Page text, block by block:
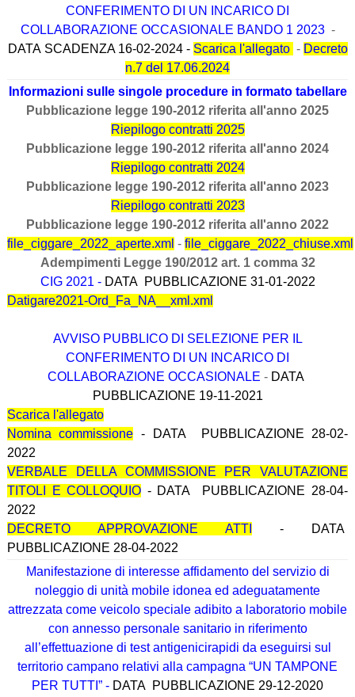
CONFERIMENTO DI UN INCARICO DI
COLLABORAZIONE OCCASIONALE BANDO 1 2023 -
DATA SCADENZA 16-02-2024 - Scarica l'allegato - Decreto
n.7 del 17.06.2024
Informazioni sulle singole procedure in formato tabellare
Pubblicazione legge 190-2012 riferita all'anno 2025
Riepilogo contratti 2025
Pubblicazione legge 190-2012 riferita all'anno 2024
Riepilogo contratti 2024
Pubblicazione legge 190-2012 riferita all'anno 2023
Riepilogo contratti 2023
Pubblicazione legge 190-2012 riferita all'anno 2022
file_ciggare_2022_aperte.xml - file_ciggare_2022_chiuse.xml
Adempimenti Legge 190/2012 art. 1 comma 32
CIG 2021 - DATA PUBBLICAZIONE 31-01-2022
Datigare2021-Ord_Fa_NA__xml.xml
AVVISO PUBBLICO DI SELEZIONE PER IL
CONFERIMENTO DI UN INCARICO DI
COLLABORAZIONE OCCASIONALE - DATA
PUBBLICAZIONE 19-11-2021
Scarica l'allegato
Nomina commissione - DATA PUBBLICAZIONE 28-02-
2022
VERBALE DELLA COMMISSIONE PER VALUTAZIONE
TITOLI E COLLOQUIO - DATA PUBBLICAZIONE 28-04-
2022
DECRETO APPROVAZIONE ATTI
- DATA
PUBBLICAZIONE 28-04-2022
Manifestazione di interesse affidamento del servizio di
noleggio di unità mobile idonea ed adeguatamente
attrezzata come veicolo speciale adibito a laboratorio mobile
con annesso personale sanitario in riferimento
all’effettuazione di test antigenicirapidi da eseguirsi sul
territorio campano relativi alla campagna “UN TAMPONE
PER TUTTI” - DATA PUBBLICAZIONE 29-12-2020